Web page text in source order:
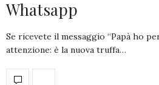
Whatsapp
Se ricevete il messaggio “Papà ho
attenzione: è la nuova truffa…